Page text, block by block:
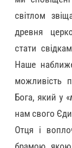
світлом
древня
стати
Наше
можливість
Бога, який у «
нам свого
Отця і